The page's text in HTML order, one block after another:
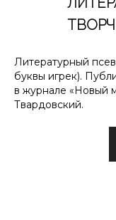
Литературный
буквы игрек).
в журнале «Новый
Твардовский.